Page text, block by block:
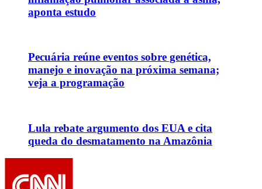
aponta estudo
Pecuária reúne eventos sobre genética,
manejo e inovação na próxima semana;
veja a programação
Lula rebate argumento dos EUA e cita
queda do desmatamento na Amazônia